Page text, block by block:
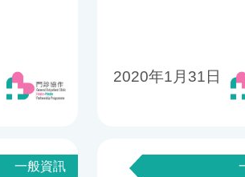
2020年1月31日
一般資訊